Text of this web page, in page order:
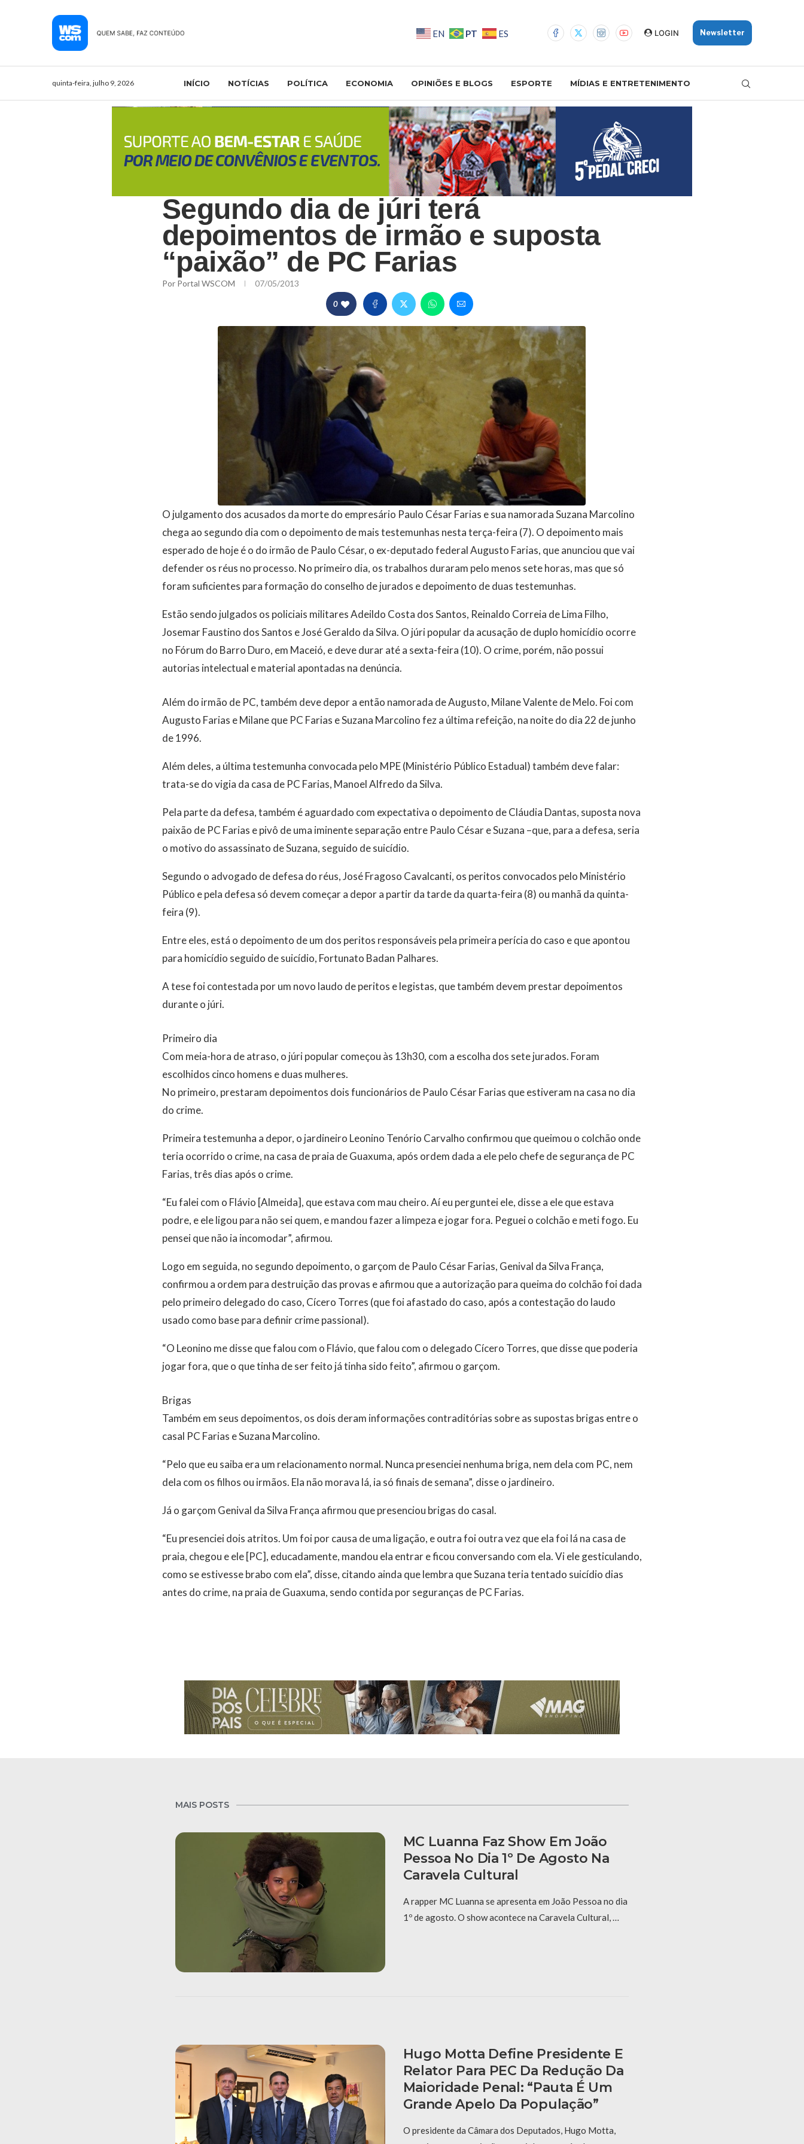
EN PT ES LOGIN Newsletter
quinta-feira, julho 9, 2026 INÍCIO NOTÍCIAS POLÍTICA ECONOMIA OPINIÕES E BLOGS ESPORTE MÍDIAS E ENTRETENIMENTO
Segundo dia de júri terá
depoimentos de irmão e suposta
“paixão” de PC Farias
Por Portal WSCOM 07/05/2013
0
O julgamento dos acusados da morte do empresário Paulo César Farias e sua namorada Suzana Marcolino
chega ao segundo dia com o depoimento de mais testemunhas nesta terça-feira (7). O depoimento mais
esperado de hoje é o do irmão de Paulo César, o ex-deputado federal Augusto Farias, que anunciou que vai
defender os réus no processo. No primeiro dia, os trabalhos duraram pelo menos sete horas, mas que só
foram suficientes para formação do conselho de jurados e depoimento de duas testemunhas.
Estão sendo julgados os policiais militares Adeildo Costa dos Santos, Reinaldo Correia de Lima Filho,
Josemar Faustino dos Santos e José Geraldo da Silva. O júri popular da acusação de duplo homicídio ocorre
no Fórum do Barro Duro, em Maceió, e deve durar até a sexta-feira (10). O crime, porém, não possui
autorias intelectual e material apontadas na denúncia.
Além do irmão de PC, também deve depor a então namorada de Augusto, Milane Valente de Melo. Foi com
Augusto Farias e Milane que PC Farias e Suzana Marcolino fez a última refeição, na noite do dia 22 de junho
de 1996.
Além deles, a última testemunha convocada pelo MPE (Ministério Público Estadual) também deve falar:
trata-se do vigia da casa de PC Farias, Manoel Alfredo da Silva.
Pela parte da defesa, também é aguardado com expectativa o depoimento de Cláudia Dantas, suposta nova
paixão de PC Farias e pivô de uma iminente separação entre Paulo César e Suzana –que, para a defesa, seria
o motivo do assassinato de Suzana, seguido de suicídio.
Segundo o advogado de defesa do réus, José Fragoso Cavalcanti, os peritos convocados pelo Ministério
Público e pela defesa só devem começar a depor a partir da tarde da quarta-feira (8) ou manhã da quinta-
feira (9).
Entre eles, está o depoimento de um dos peritos responsáveis pela primeira perícia do caso e que apontou
para homicídio seguido de suicídio, Fortunato Badan Palhares.
A tese foi contestada por um novo laudo de peritos e legistas, que também devem prestar depoimentos
durante o júri.
Primeiro dia
Com meia-hora de atraso, o júri popular começou às 13h30, com a escolha dos sete jurados. Foram
escolhidos cinco homens e duas mulheres.
No primeiro, prestaram depoimentos dois funcionários de Paulo César Farias que estiveram na casa no dia
do crime.
Primeira testemunha a depor, o jardineiro Leonino Tenório Carvalho confirmou que queimou o colchão onde
teria ocorrido o crime, na casa de praia de Guaxuma, após ordem dada a ele pelo chefe de segurança de PC
Farias, três dias após o crime.
“Eu falei com o Flávio [Almeida], que estava com mau cheiro. Aí eu perguntei ele, disse a ele que estava
podre, e ele ligou para não sei quem, e mandou fazer a limpeza e jogar fora. Peguei o colchão e meti fogo. Eu
pensei que não ia incomodar”, afirmou.
Logo em seguida, no segundo depoimento, o garçom de Paulo César Farias, Genival da Silva França,
confirmou a ordem para destruição das provas e afirmou que a autorização para queima do colchão foi dada
pelo primeiro delegado do caso, Cícero Torres (que foi afastado do caso, após a contestação do laudo
usado como base para definir crime passional).
“O Leonino me disse que falou com o Flávio, que falou com o delegado Cícero Torres, que disse que poderia
jogar fora, que o que tinha de ser feito já tinha sido feito”, afirmou o garçom.
Brigas
Também em seus depoimentos, os dois deram informações contraditórias sobre as supostas brigas entre o
casal PC Farias e Suzana Marcolino.
“Pelo que eu saiba era um relacionamento normal. Nunca presenciei nenhuma briga, nem dela com PC, nem
dela com os filhos ou irmãos. Ela não morava lá, ia só finais de semana”, disse o jardineiro.
Já o garçom Genival da Silva França afirmou que presenciou brigas do casal.
“Eu presenciei dois atritos. Um foi por causa de uma ligação, e outra foi outra vez que ela foi lá na casa de
praia, chegou e ele [PC], educadamente, mandou ela entrar e ficou conversando com ela. Vi ele gesticulando,
como se estivesse brabo com ela”, disse, citando ainda que lembra que Suzana teria tentado suicídio dias
antes do crime, na praia de Guaxuma, sendo contida por seguranças de PC Farias.
MAIS POSTS
MC Luanna Faz Show Em João
Pessoa No Dia 1º De Agosto Na
Caravela Cultural
A rapper MC Luanna se apresenta em João Pessoa no dia
1º de agosto. O show acontece na Caravela Cultural, …
Hugo Motta Define Presidente E
Relator Para PEC Da Redução Da
Maioridade Penal: “Pauta É Um
Grande Apelo Da População”
O presidente da Câmara dos Deputados, Hugo Motta,